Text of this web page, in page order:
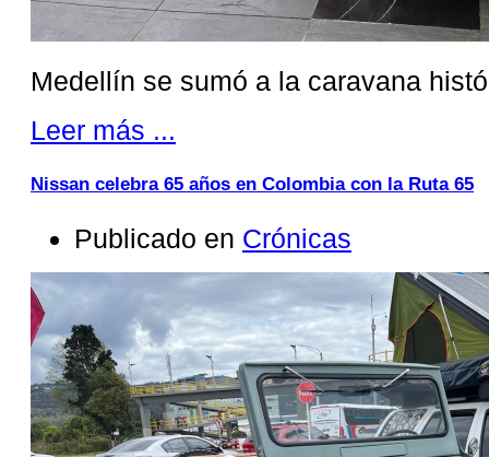
Medellín se sumó a la caravana
Leer más ...
Nissan celebra 65 años en Colombia con la Ruta 65
Publicado en Crónicas